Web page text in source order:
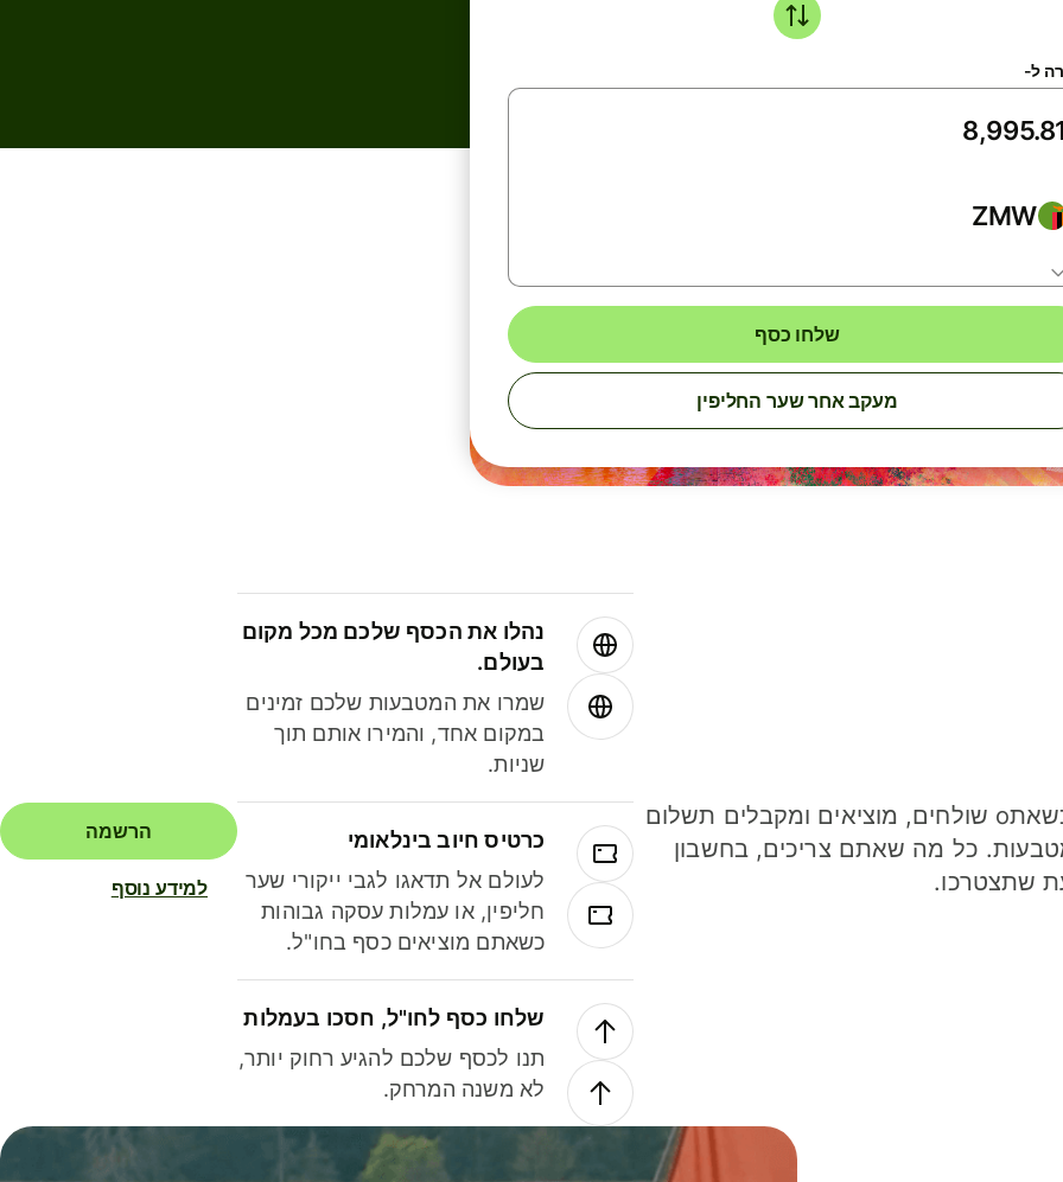
ל-
ZMW
שלחו כסף
מעקב אחר שער החליפין
חסכו כסף כשאתo שולחים, מוציאים ומקבלים תשלום
40 מטבעות. כל מה שאתם צריכים, בחשבון
שתצטרכו.
נהלו את הכסף שלכם מכל מקום
בעולם.
שמרו את המטבעות שלכם זמינים
במקום אחד, והמירו אותם תוך
שניות.
כרטיס חיוב בינלאומי
לעולם אל תדאגו לגבי ייקורי שער
חליפין, או עמלות עסקה גבוהות
כשאתם מוציאים כסף בחו"ל.
שלחו כסף לחו"ל, חסכו בעמלות
תנו לכסף שלכם להגיע רחוק יותר,
לא משנה המרחק.
הרשמה
למידע נוסף